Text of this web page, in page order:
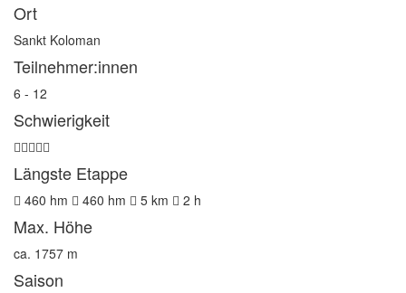
Ort
Sankt Koloman
Teilnehmer:innen
6 - 12
Schwierigkeit
Längste Etappe
460 hm 460 hm 5 km 2 h
Max. Höhe
ca. 1757 m
Saison